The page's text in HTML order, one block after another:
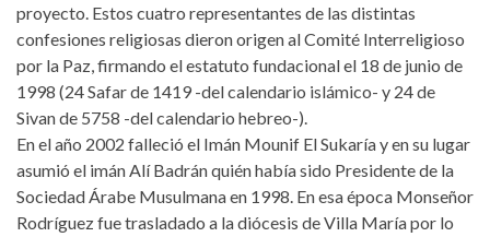
proyecto. Estos cuatro representantes de las distintas
confesiones religiosas dieron origen al Comité Interreligioso
por la Paz, firmando el estatuto fundacional el 18 de junio de
1998 (24 Safar de 1419 -del calendario islámico- y 24 de
Sivan de 5758 -del calendario hebreo-).
En el año 2002 falleció el Imán Mounif El Sukaría y en su lugar
asumió el imán Alí Badrán quién había sido Presidente de la
Sociedad Árabe Musulmana en 1998. En esa época Monseñor
Rodríguez fue trasladado a la diócesis de Villa María por lo